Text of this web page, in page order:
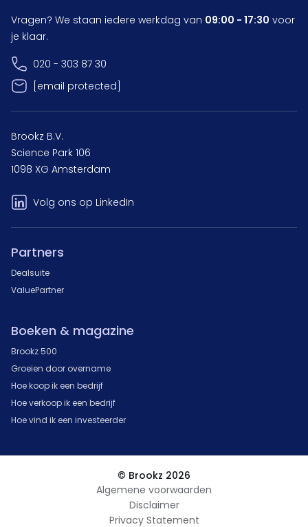
Vragen? We staan iedere werkdag van 09:00 - 17:30 voor
je klaar.
020 - 303 87 30
[email protected]
Brookz B.V.
Science Park 106
1098 XG Amsterdam
Volg ons op LinkedIn
Partners
Dealsuite
ValuePartner
Boeken & magazine
Brookz 500
Groeien door overname
Hoe koop ik een bedrijf
Hoe verkoop ik een bedrijf
Hoe vind ik een investeerder
© Brookz 2026
Algemene voorwaarden
Disclaimer
Privacy Statement